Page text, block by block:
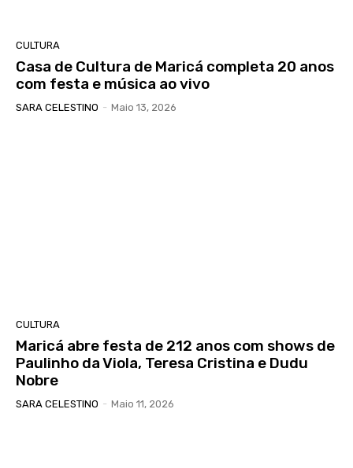
CULTURA
Casa de Cultura de Maricá completa 20 anos
com festa e música ao vivo
SARA CELESTINO - Maio 13, 2026
CULTURA
Maricá abre festa de 212 anos com shows de
Paulinho da Viola, Teresa Cristina e Dudu
Nobre
SARA CELESTINO - Maio 11, 2026